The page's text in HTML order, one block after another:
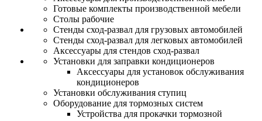
Готовые комплекты производственной мебели
Столы рабочие
Стенды сход-развал для грузовых автомобилей
Стенды сход-развал для легковых автомобилей
Аксессуары для стендов сход-развал
Установки для заправки кондиционеров
Аксессуары для установок обслуживания
кондиционеров
Установки обслуживания ступиц
Оборудование для тормозных систем
Устройства для прокачки тормозной